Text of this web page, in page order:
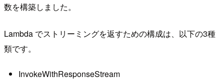
数を構築しました。
Lambda でストリーミングを返すための構成は、以下の3種
類です。
InvokeWithResponseStream